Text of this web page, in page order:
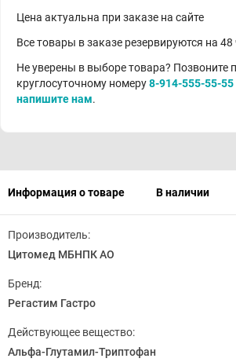
Цена актуальна при заказе на сайте
Все товары в заказе резервируются на 48
Не уверены в выборе товара? Позвоните
круглосуточному номеру8-914-555-55-55
напишите нам.
Информация о товаре В наличии
Производитель:
Цитомед МБНПК АО
Бренд:
Регастим Гастро
Действующее вещество:
Альфа-Глутамил-Триптофан